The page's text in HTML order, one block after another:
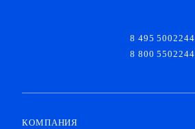
8 495 5002244
8 800 5502244
КОМПАНИЯ